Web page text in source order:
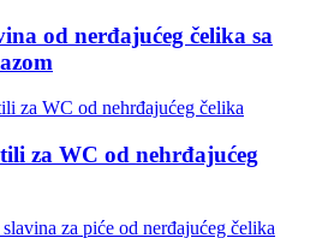
od nerđajućeg čelika sa
za WC od nehrđajućeg